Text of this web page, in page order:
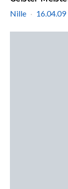
Nille
16.04.09